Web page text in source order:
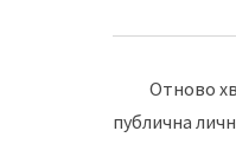
Отново
публична